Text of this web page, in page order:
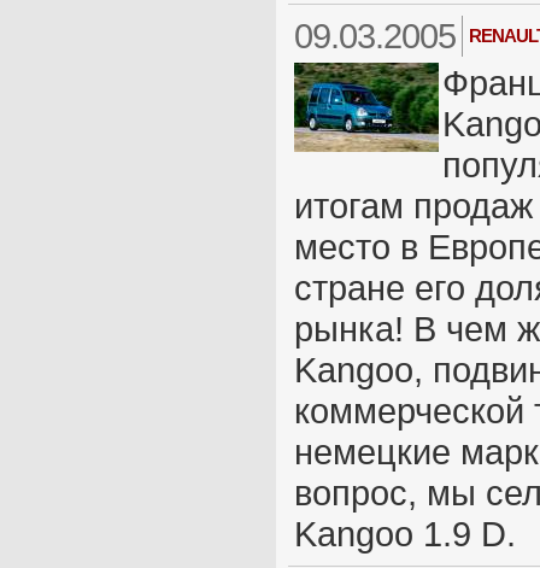
09.03.2005
итогам
место в
стране его
рынка! В чем
Kangoo,
коммерческой
немецкие
вопрос, мы
Kangoo 1.9 D.